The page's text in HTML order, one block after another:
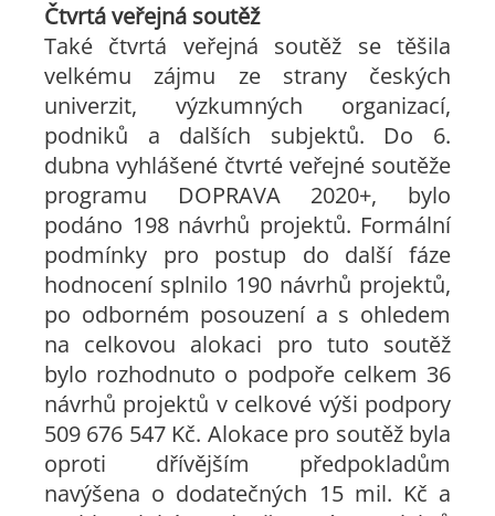
Čtvrtá veřejná soutěž
Také čtvrtá veřejná soutěž se těšila
velkému zájmu ze strany českých
univerzit, výzkumných organizací,
podniků a dalších subjektů. Do 6.
dubna vyhlášené čtvrté veřejné soutěže
programu DOPRAVA 2020+, bylo
podáno 198 návrhů projektů. Formální
podmínky pro postup do další fáze
hodnocení splnilo 190 návrhů projektů,
po odborném posouzení a s ohledem
na celkovou alokaci pro tuto soutěž
bylo rozhodnuto o podpoře celkem 36
návrhů projektů v celkové výši podpory
509 676 547 Kč. Alokace pro soutěž byla
oproti dřívějším předpokladům
navýšena o dodatečných 15 mil. Kč a